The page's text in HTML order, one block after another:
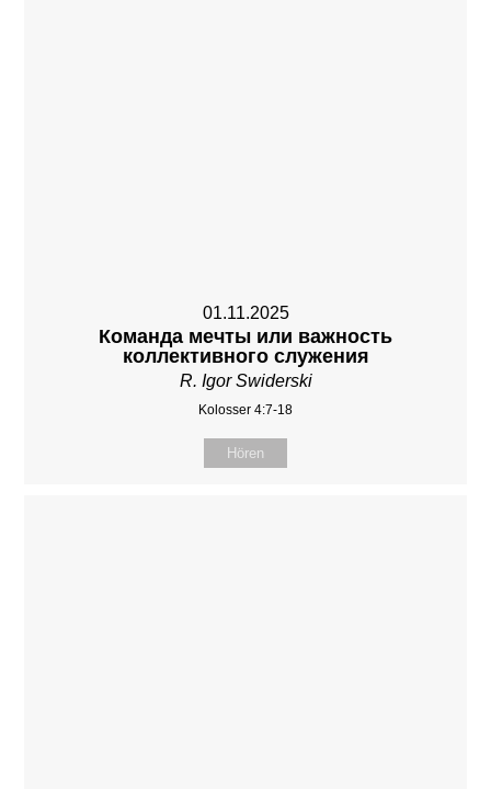
01.11.2025
Команда мечты или важность
коллективного служения
R. Igor Swiderski
Kolosser 4:7-18
Hören